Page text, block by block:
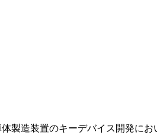
造装置のキーデバイス開発に